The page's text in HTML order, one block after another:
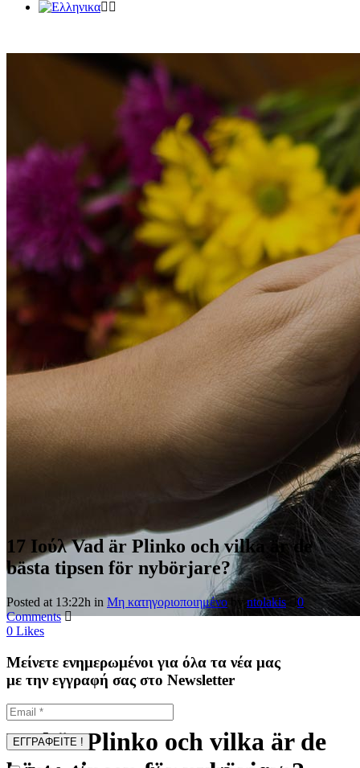
Vad är Plinko och vilka är de
17 ΙούλVad är Plinko och vilka är de
bästa tipsen för nybörjare?
Posted at 13:22h in Μη κατηγοριοποιημένο by ntolakis
0
Comments
0 Likes
Μείνετε ενημερωμένοι για όλα τα νέα μας
με την εγγραφή σας στο Newsletter